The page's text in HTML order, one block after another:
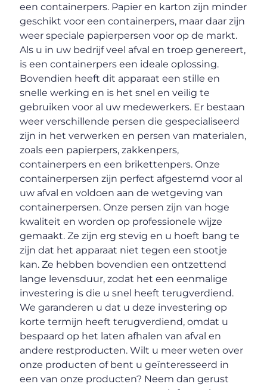
een containerpers. Papier en karton zijn minder
geschikt voor een containerpers, maar daar zijn
weer speciale papierpersen voor op de markt.
Als u in uw bedrijf veel afval en troep genereert,
is een containerpers een ideale oplossing.
Bovendien heeft dit apparaat een stille en
snelle werking en is het snel en veilig te
gebruiken voor al uw medewerkers. Er bestaan
weer verschillende persen die gespecialiseerd
zijn in het verwerken en persen van materialen,
zoals een papierpers, zakkenpers,
containerpers en een brikettenpers. Onze
containerpersen zijn perfect afgestemd voor al
uw afval en voldoen aan de wetgeving van
containerpersen. Onze persen zijn van hoge
kwaliteit en worden op professionele wijze
gemaakt. Ze zijn erg stevig en u hoeft bang te
zijn dat het apparaat niet tegen een stootje
kan. Ze hebben bovendien een ontzettend
lange levensduur, zodat het een eenmalige
investering is die u snel heeft terugverdiend.
We garanderen u dat u deze investering op
korte termijn heeft terugverdiend, omdat u
bespaard op het laten afhalen van afval en
andere restproducten. Wilt u meer weten over
onze producten of bent u geïnteresseerd in
een van onze producten? Neem dan gerust